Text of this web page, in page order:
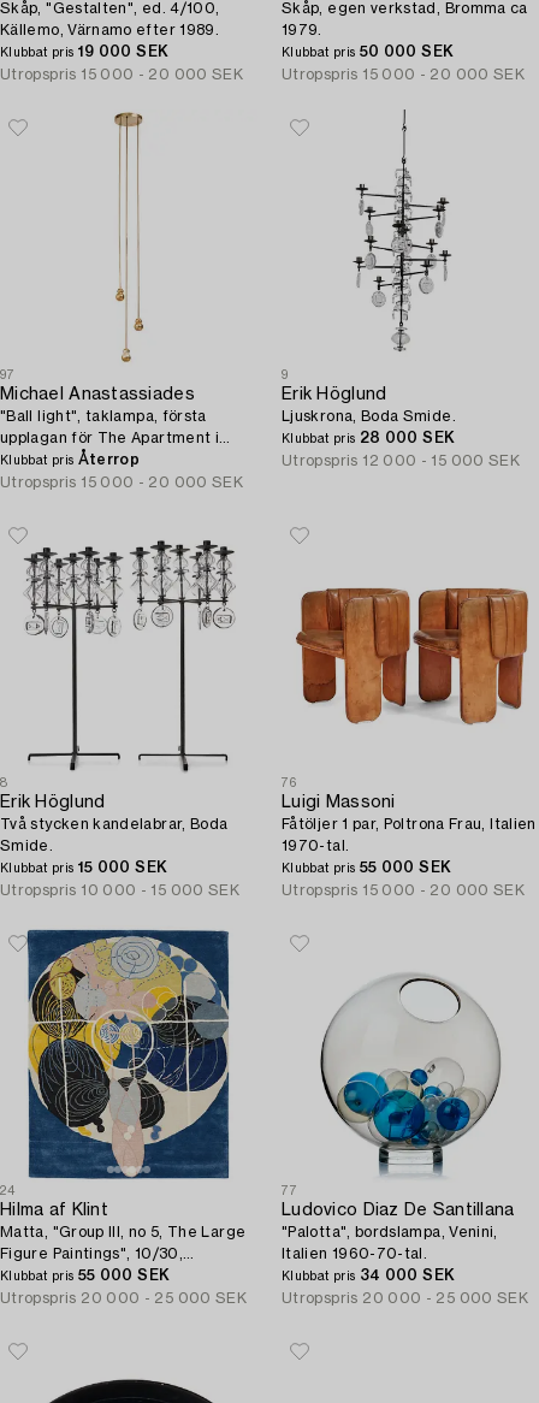
Skåp, "Gestalten", ed. 4/100,
Källemo, Värnamo efter 1989.
Klubbat pris 19 000 SEK
Utropspris 15 000 - 20 000 SEK
Skåp, egen verkstad, Bromma ca
1979.
Klubbat pris 50 000 SEK
Utropspris 15 000 - 20 000 SEK
97
Michael Anastassiades
"Ball light", taklampa, första
upplagan för The Apartment i
Köpenhamn, London 2012.
Klubbat pris Återrop
Utropspris 15 000 - 20 000 SEK
9
Erik Höglund
Ljuskrona, Boda Smide.
Klubbat pris 28 000 SEK
Utropspris 12 000 - 15 000 SEK
8
Erik Höglund
Två stycken kandelabrar, Boda
Smide.
Klubbat pris 15 000 SEK
Utropspris 10 000 - 15 000 SEK
76
Luigi Massoni
Fåtöljer 1 par, Poltrona Frau, Italien
1970-tal.
Klubbat pris 55 000 SEK
Utropspris 15 000 - 20 000 SEK
24
Hilma af Klint
Matta, "Group III, no 5, The Large
Figure Paintings", 10/30,
handtuftad, ca 201 x 162,5 cm.
Klubbat pris 55 000 SEK
Utropspris 20 000 - 25 000 SEK
77
Ludovico Diaz De Santillana
"Palotta", bordslampa, Venini,
Italien 1960-70-tal.
Klubbat pris 34 000 SEK
Utropspris 20 000 - 25 000 SEK